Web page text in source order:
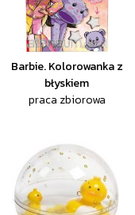
Barbie. Kolorowanka z
błyskiem
praca zbiorowa